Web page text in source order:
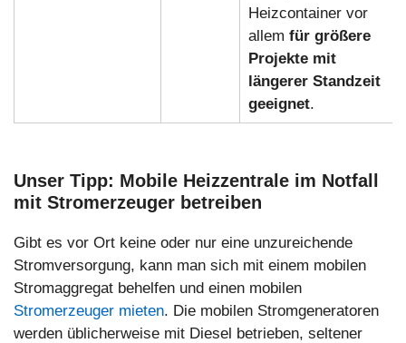
Heizcontainer vor
allem für größere
Projekte mit
längerer Standzeit
geeignet.
Unser Tipp: Mobile Heizzentrale im Notfall
mit Stromerzeuger betreiben
Gibt es vor Ort keine oder nur eine unzureichende
Stromversorgung, kann man sich mit einem mobilen
Stromaggregat behelfen und einen mobilen
Stromerzeuger mieten. Die mobilen Stromgeneratoren
werden üblicherweise mit Diesel betrieben, seltener